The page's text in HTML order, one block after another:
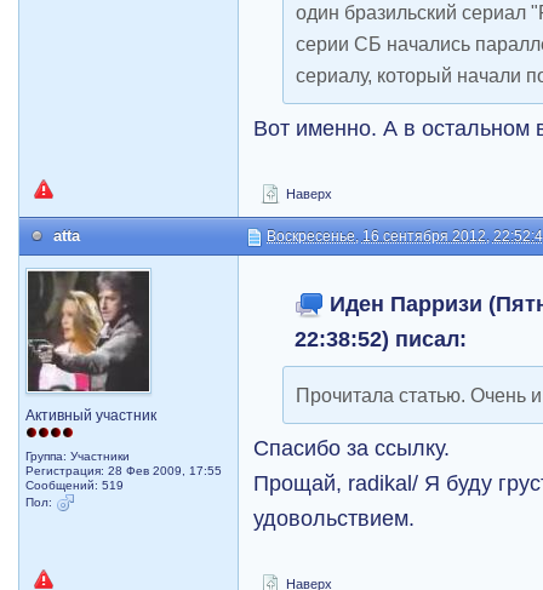
один бразильский
серии СБ начались
сериалу, который начали
Вот именно. А в остальном
Наверх
atta Воскресенье, 16 сентября 2012,
Активный участник
Группа: Участники
Регистрация: 28 Фев 2009, 17:55
Сообщений: 519
Пол:
Иден Парризи
22:38:52) писал:
Прочитала статью. Очень
Спасибо за ссылку.
Прощай, radikal/ Я буду
удовольствием.
Наверх